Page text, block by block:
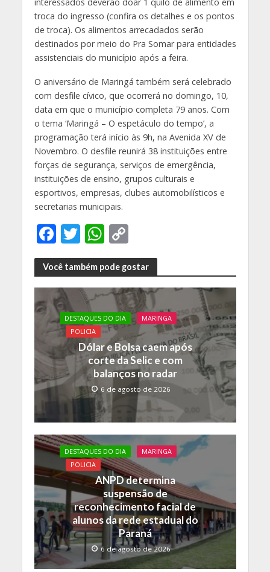
troca do ingresso (confira os detalhes e os pontos
de troca). Os alimentos arrecadados serão
destinados por meio do Pra Somar para entidades
assistenciais do município após a feira.
O aniversário de Maringá também será celebrado
com desfile cívico, que ocorrerá no domingo, 10,
data em que o município completa 79 anos. Com
o tema ‘Maringá – O espetáculo do tempo’, a
programação terá início às 9h, na Avenida XV de
Novembro. O desfile reunirá 38 instituições entre
forças de segurança, serviços de emergência,
instituições de ensino, grupos culturais e
esportivos, empresas, clubes automobilísticos e
secretarias municipais.
F
ac
e
b
o
o
k
T
w
itt
er
W
h
at
s
A
p
p
C
o
p
y
Li
n
k
Você também pode gostar
DESTAQUES DO DIA
MARINGA
POLICIA
Dólar e Bolsa caem após
corte da Selic e com
balanços no radar
6 de agosto de 2026
DESTAQUES DO DIA
MARINGA
POLICIA
ANPD determina
suspensão de
reconhecimento facial de
alunos da rede estadual do
Paraná
6 de agosto de 2026